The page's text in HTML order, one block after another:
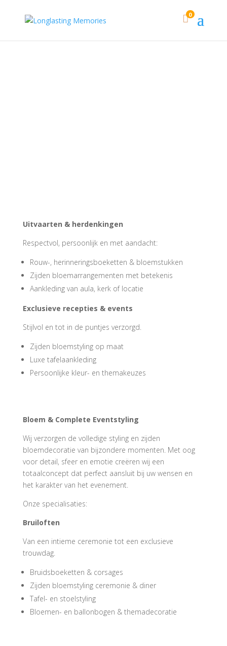
0
Uitvaarten & herdenkingen
Respectvol, persoonlijk en met aandacht:
Rouw-, herinneringsboeketten & bloemstukken
Zijden bloemarrangementen met betekenis
Aankleding van aula, kerk of locatie
Exclusieve recepties & events
Stijlvol en tot in de puntjes verzorgd.
Zijden bloemstyling op maat
Luxe tafelaankleding
Persoonlijke kleur- en themakeuzes
Bloem & Complete Eventstyling
Wij verzorgen de volledige styling en zijden
bloemdecoratie van bijzondere momenten. Met oog
voor detail, sfeer en emotie creëren wij een
totaalconcept dat perfect aansluit bij uw wensen en
het karakter van het evenement.
Onze specialisaties:
Bruiloften
Van een intieme ceremonie tot een exclusieve
trouwdag.
Bruidsboeketten & corsages
Zijden bloemstyling ceremonie & diner
Tafel- en stoelstyling
Bloemen- en ballonbogen & themadecoratie